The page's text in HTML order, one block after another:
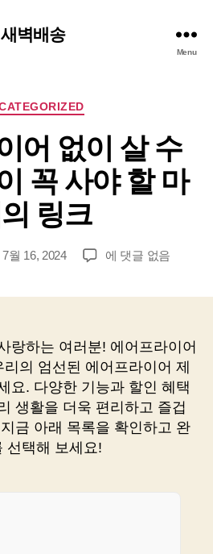
새벽배송
Menu
Categories
어 없이 살 수
꼭 사야 할 마
링크
7월 16, 2024
에
어
없
이
살
수
없
에 댓글 없음
랑하는 여러분! 에어프라이어
의 엄선된 에어프라이어 제
요. 다양한 기능과 할인 혜택
생활을 더욱 편리하고 즐겁
금 아래 목록을 확인하고 완
선택해 보세요!